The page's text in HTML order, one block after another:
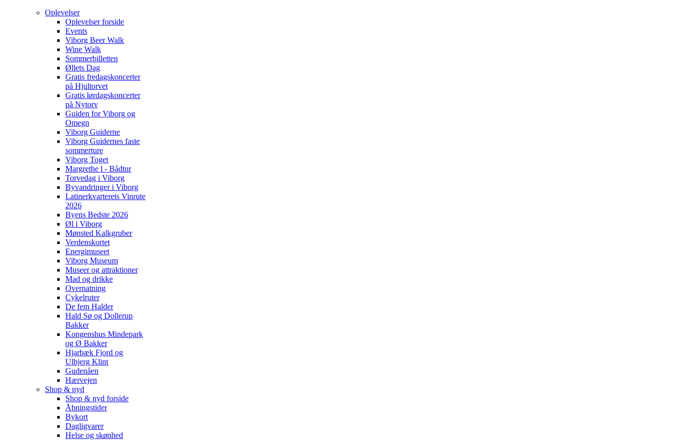
Oplevelser
Oplevelser forside
Events
Viborg Beer Walk
Wine Walk
Sommerbilletten
Øllets Dag
Gratis fredagskoncerter
på Hjultorvet
Gratis lørdagskoncerter
på Nytorv
Guiden for Viborg og
Omegn
Viborg Guiderne
Viborg Guidernes faste
sommerture
Viborg Toget
Margrethe l - Bådtur
Torvedag i Viborg
Byvandringer i Viborg
Latinerkvarterets Vinrute
2026
Byens Bedste 2026
Øl i Viborg
Mønsted Kalkgruber
Verdenskortet
Energimuseet
Viborg Museum
Museer og attraktioner
Mad og drikke
Overnatning
Cykelruter
De fem Halder
Hald Sø og Dollerup
Bakker
Kongenshus Mindepark
og Ø Bakker
Hjarbæk Fjord og
Ulbjerg Klint
Gudenåen
Hærvejen
Shop & nyd
Shop & nyd forside
Åbningstider
Bykort
Dagligvarer
Helse og skønhed